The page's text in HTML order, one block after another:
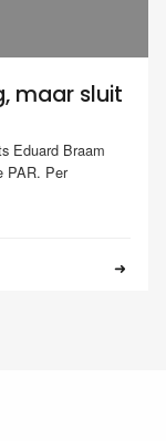
maar sluit
Eduard Braam
PAR. Per